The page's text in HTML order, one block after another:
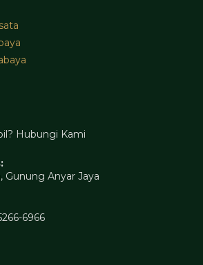
Hubungi Kami
Gunung Anyar Jaya
6966